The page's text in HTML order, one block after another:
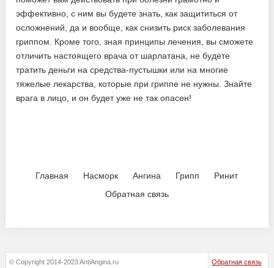
эффективно, с ним вы будете знать, как защититься от
осложнений, да и вообще, как снизить риск заболевания
гриппом. Кроме того, зная принципы лечения, вы сможете
отличить настоящего врача от шарлатана, не будете
тратить деньги на средства-пустышки или на многие
тяжелые лекарства, которые при гриппе не нужны. Знайте
врага в лицо, и он будет уже не так опасен!
Главная Насморк Ангина Грипп
Ринит
Обратная связь
© Copyright 2014-2023 AntiAngina.ru Обратная связь